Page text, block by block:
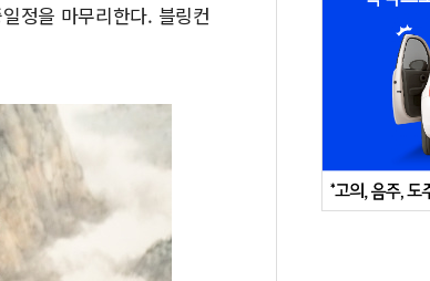
정을 마무리한다. 블링컨